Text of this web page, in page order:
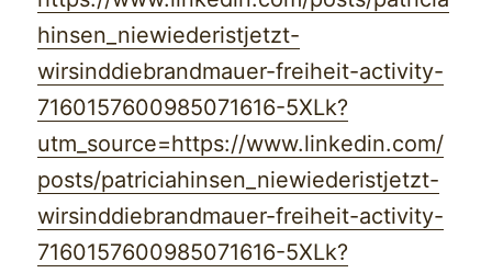
hinsen_niewiederistjetzt-
wirsinddiebrandmauer-freiheit-activity-
7160157600985071616-5XLk?
utm_source=https://www.linkedin.com/
posts/patriciahinsen_niewiederistjetzt-
wirsinddiebrandmauer-freiheit-activity-
7160157600985071616-5XLk?